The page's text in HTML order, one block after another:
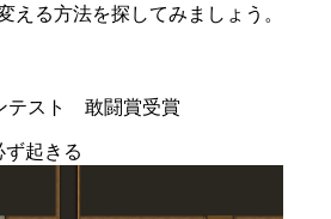
える方法を探してみましょう。
テスト 敢闘賞受賞
起きる